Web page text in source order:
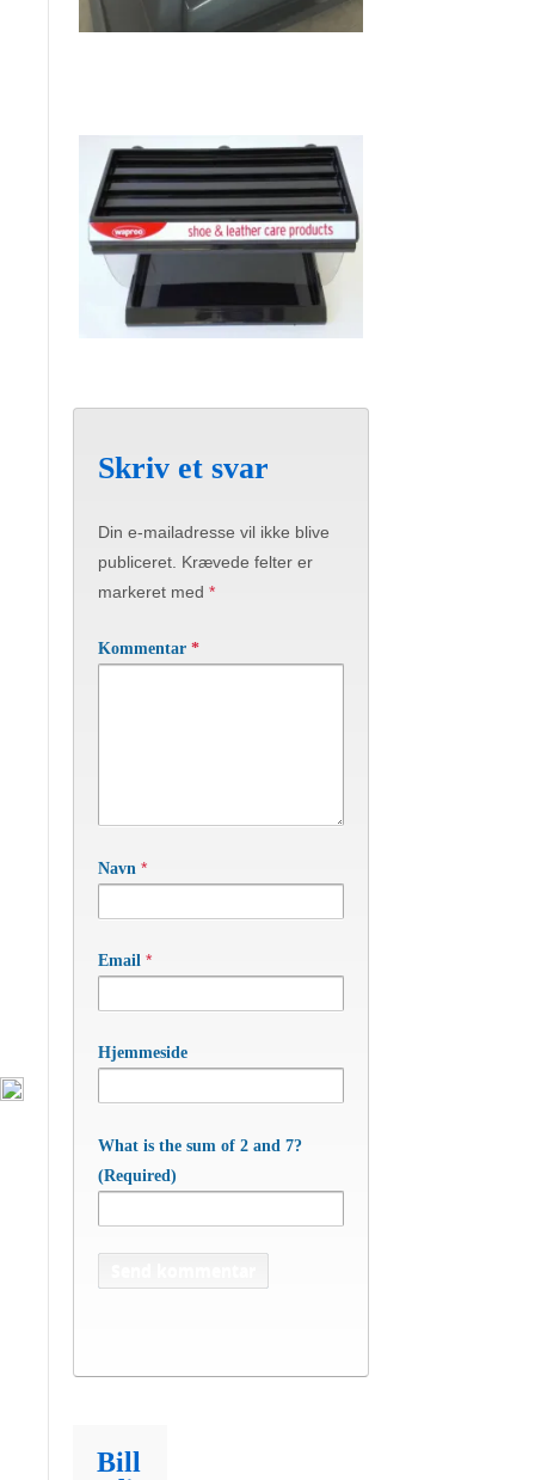
Skriv et svar
Din e-mailadresse vil ikke blive
publiceret. Krævede felter er
markeret med *
Kommentar *
Navn *
Email *
Hjemmeside
What is the sum of 2 and 7?
(Required)
Bill